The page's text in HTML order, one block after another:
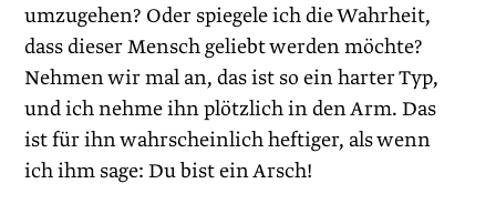
umzugehen? Oder spiegele ich die Wahrheit,
dass dieser Mensch geliebt werden möchte?
Nehmen wir mal an, das ist so ein harter Typ,
und ich nehme ihn plötzlich in den Arm. Das
ist für ihn wahrscheinlich heftiger, als wenn
ich ihm sage: Du bist ein Arsch!